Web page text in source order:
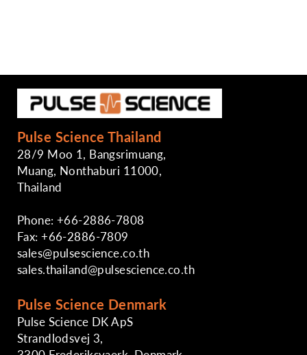
Pulse Science Thailand
28/9 Moo 1, Bangsrimuang,
Muang, Nonthaburi 11000,
Thailand
Phone: +66-2886-7808
Fax: +66-2886-7809
sales@pulsescience.co.th
sales.thailand@pulsescience.co.th
Pulse Science Denmark
Pulse Science DK ApS
Strandlodsvej 3,